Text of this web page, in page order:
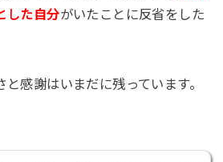
した自分がいたことに反省をした
感謝はいまだに残っています。